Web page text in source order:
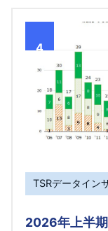
4
TSRデータイン
2026年上半